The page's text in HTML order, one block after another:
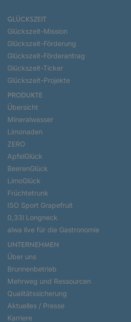
GLÜCKSZEIT
Glückszeit-Mission
Glückszeit-Förderung
Glückszeit-Förderantrag
Glückszeit-Ticker
Glückszeit-Projekte
PRODUKTE
Übersicht
Mineralwasser
Limonaden
ZERO
ApfelGlück
BeerenGlück
LimoGlück
Früchtetrunk
ISO Sport Grapefruit
0,33l Longneck
alwa live für die Gastronomie
UNTERNEHMEN
Über uns
Brunnenbetrieb
Mehrweg und Ressourcen
Qualitätssicherung
Aktuelles / Presse
Karriere